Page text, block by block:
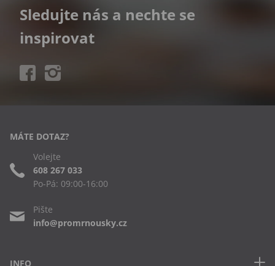
Sledujte nás a nechte se
inspirovat
INFO
MÁTE DOTAZ?
Volejte
608 267 033
Po-Pá: 09:00-16:00
Pište
info@promrnousky.cz